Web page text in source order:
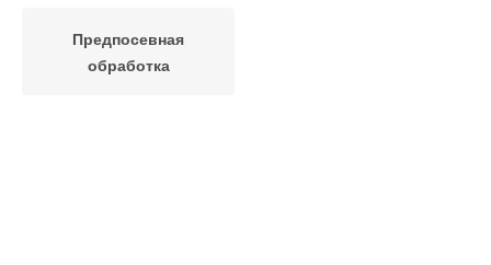
Предпосевная
обработка